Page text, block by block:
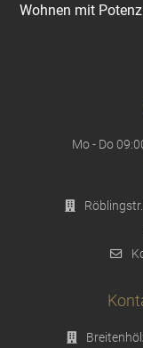
Wohnen mit
Mo - Do